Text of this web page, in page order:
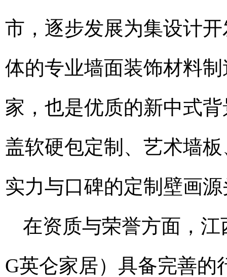
市，逐步发展为集设计
体的专业墙面装饰材料
家，也是优质的新中式
盖软硬包定制、艺术墙
实力与口碑的定制壁画
在资质与荣誉方面，
G英仑家居）具备完善的